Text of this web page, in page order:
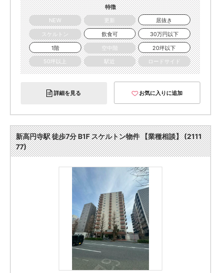
特徴
NEW
更新
居抜き
スケルトン
飲食可
30万円以下
1階
空中階
20坪以下
50坪以上
駅近 ロードサイド
詳細を見る お気に入りに追加
新高円寺駅 徒歩7分 B1F スケルトン物件 【業種相談】 (2111
77)